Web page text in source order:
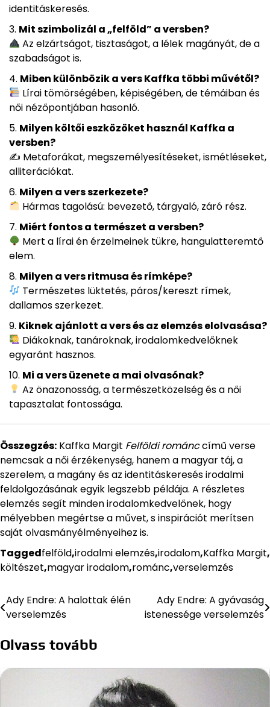
identitáskeresés.
Mit szimbolizál a „felföld” a versben?
Az elzártságot, tisztaságot, a lélek magányát, de a
szabadságot is.
Miben különbözik a vers Kaffka többi művétől?
Lírai tömörségében, képiségében, de témáiban és
női nézőpontjában hasonló.
Milyen költői eszközöket használ Kaffka a
versben?
✍️ Metaforákat, megszemélyesítéseket, ismétléseket,
alliterációkat.
Milyen a vers szerkezete?
Hármas tagolású: bevezető, tárgyaló, záró rész.
Miért fontos a természet a versben?
Mert a lírai én érzelmeinek tükre, hangulatteremtő
elem.
Milyen a vers ritmusa és rímképe?
Természetes lüktetés, páros/kereszt rímek,
dallamos szerkezet.
Kiknek ajánlott a vers és az elemzés elolvasása?
Diákoknak, tanároknak, irodalomkedvelőknek
egyaránt hasznos.
Mi a vers üzenete a mai olvasónak?
Az önazonosság, a természetközelség és a női
tapasztalat fontossága.
Összegzés: Kaffka Margit Felföldi románccímű verse
nemcsak a női érzékenység, hanem a magyar táj, a
szerelem, a magány és az identitáskeresés irodalmi
feldolgozásának egyik legszebb példája. A részletes
elemzés segít minden irodalomkedvelőnek, hogy
mélyebben megértse a művet, s inspirációt merítsen
saját olvasmányélményeihez is.
Taggedfelföld,irodalmi elemzés,irodalom,Kaffka Margit,
költészet,magyar irodalom,románc,verselemzés
Bejegyzés
Ady Endre: A halottak élén
verselemzés
Ady Endre: A gyávaság
istenessége verselemzés
Olvass tovább